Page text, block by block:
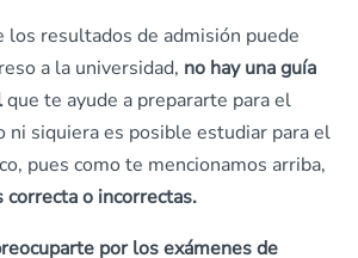
los resultados de admisión puede
a la universidad, no hay una guía
que te ayude a prepararte para el
ni siquiera es posible estudiar para el
pues como te mencionamos arriba,
correcta o incorrectas.
por los exámenes de